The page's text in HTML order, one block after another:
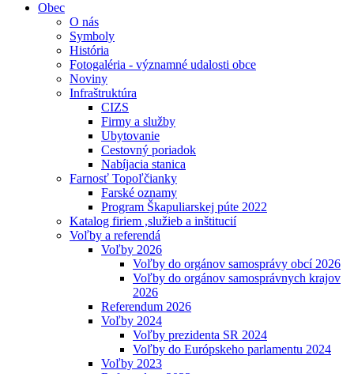
Obec
O nás
Symboly
História
Fotogaléria - významné udalosti obce
Noviny
Infraštruktúra
CIZS
Firmy a služby
Ubytovanie
Cestovný poriadok
Nabíjacia stanica
Farnosť Topoľčianky
Farské oznamy
Program Škapuliarskej púte 2022
Katalog firiem ,služieb a inštitucií
Voľby a referendá
Voľby 2026
Voľby do orgánov samosprávy obcí 2026
Voľby do orgánov samosprávnych krajov
2026
Referendum 2026
Voľby 2024
Voľby prezidenta SR 2024
Voľby do Európskeho parlamentu 2024
Voľby 2023